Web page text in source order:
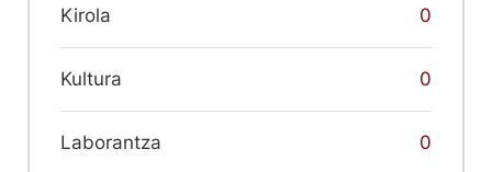
Kirola 0
Kultura 0
Laborantza 0